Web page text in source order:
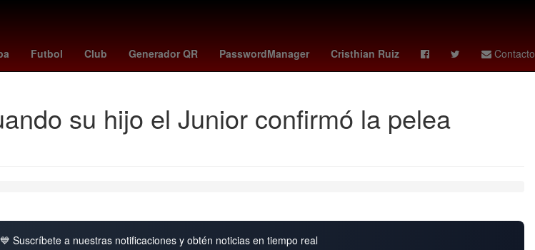
Futbol Club Generador QR PasswordManager Cristhian Ruiz Contacto
Aguascalientes Senador Nueva York G7 paises 27 de marzo
su hijo el Junior confirmó la pelea
💙 Suscríbete a nuestras notificaciones y obtén noticias en tiempo real